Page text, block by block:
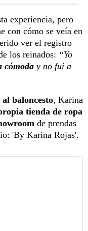
experiencia, pero
con cómo se veía en
ver el registro
los reinados: “Yo
cómoda y no fui a
al baloncesto, Karina
tienda de ropa
de prendas
'By Karina Rojas'.